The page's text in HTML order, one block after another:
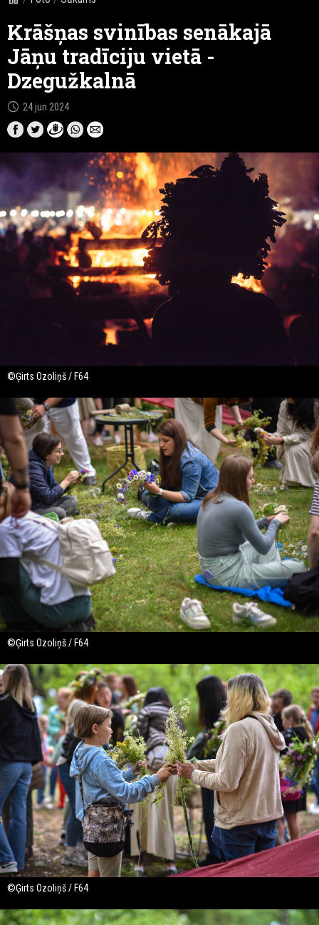
Krāšņas svinības senākajā
Jāņu tradīciju vietā -
Dzegužkalnā
schedule 24.jun 2024
©Ģirts Ozoliņš / F64
©Ģirts Ozoliņš / F64
©Ģirts Ozoliņš / F64